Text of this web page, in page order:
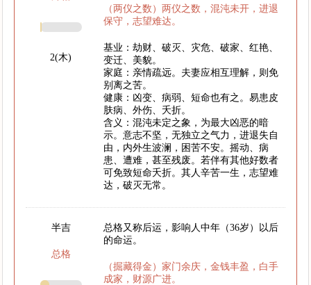
2(木)
（两仪之数）两仪之数，混沌未开，进退
保守，志望难达。
基业：劫财、破灭、灾危、破家、红艳、
变迁、美貌。
家庭：亲情疏远。夫妻应相互理解，则免
别离之苦。
健康：凶变、病弱、短命也有之。易患皮
肤病、外伤、夭折。
含义：混沌未定之象，为最大凶恶的暗
示。意志不坚，无独立之气力，进退失自
由，内外生波澜，困苦不安。摇动、病
患、遭难，甚至残废。若伴有其他好数者
可免致短命夭折。其人辛苦一生，志望难
达，破灭无常。
半吉
总格
总格又称后运，影响人中年（36岁）以后
的命运。
（掘藏得金）家门余庆，金钱丰盈，白手
成家，财源广进。